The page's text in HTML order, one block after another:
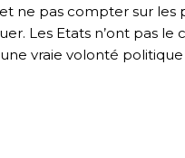
ne pas compter sur les
Les Etats n’ont pas le
vraie volonté